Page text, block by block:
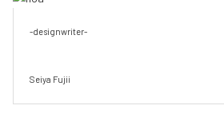
-designwriter-
Seiya Fujii